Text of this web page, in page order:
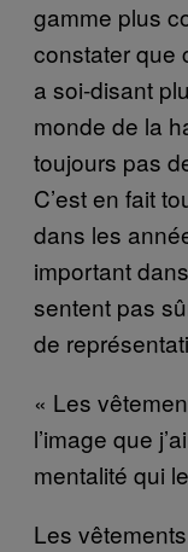
gamme plus
constater que
a soi-disant
monde de la
toujours pas
C’est en fait
dans les
important
sentent pas
de
« Les
l’image que
mentalité qui
Les